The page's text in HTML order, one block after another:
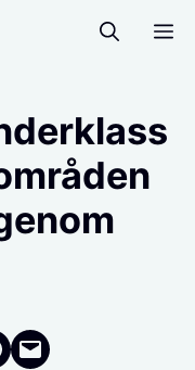
i WhatsApp
Maila en länk